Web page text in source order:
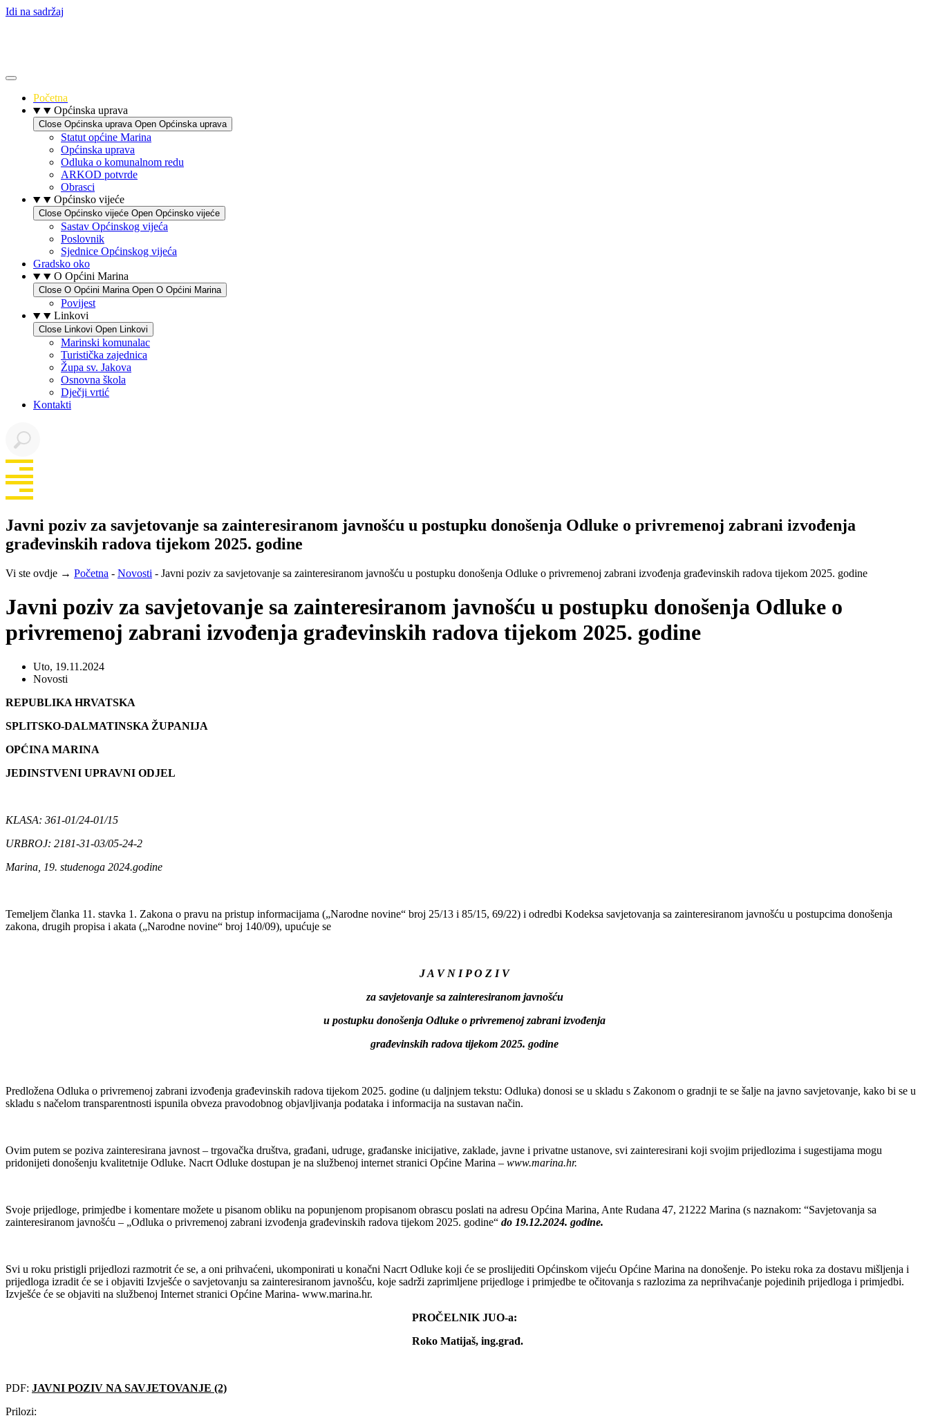
Idi na sadržaj
Početna
Općinska uprava
Close Općinska uprava Open Općinska uprava
Statut općine Marina
Općinska uprava
Odluka o komunalnom redu
ARKOD potvrde
Obrasci
Općinsko vijeće
Close Općinsko vijeće Open Općinsko vijeće
Sastav Općinskog vijeća
Poslovnik
Sjednice Općinskog vijeća
Gradsko oko
O Općini Marina
Close O Općini Marina Open O Općini Marina
Povijest
Linkovi
Close Linkovi Open Linkovi
Marinski komunalac
Turistička zajednica
Župa sv. Jakova
Osnovna škola
Dječji vrtić
Kontakti
Javni poziv za savjetovanje sa zainteresiranom javnošću u postupku donošenja Odluke o privremenoj zabrani izvođenja
građevinskih radova tijekom 2025. godine
Vi ste ovdje → Početna - Novosti - Javni poziv za savjetovanje sa zainteresiranom javnošću u postupku donošenja Odluke o privremenoj zabrani izvođenja građevinskih radova tijekom 2025. godine
Javni poziv za savjetovanje sa zainteresiranom javnošću u postupku donošenja Odluke o
privremenoj zabrani izvođenja građevinskih radova tijekom 2025. godine
Uto, 19.11.2024
Novosti
REPUBLIKA HRVATSKA
SPLITSKO-DALMATINSKA ŽUPANIJA
OPĆINA MARINA
JEDINSTVENI UPRAVNI ODJEL
KLASA: 361-01/24-01/15
URBROJ: 2181-31-03/05-24-2
Marina, 19. studenoga 2024.godine
Temeljem članka 11. stavka 1. Zakona o pravu na pristup informacijama („Narodne novine“ broj 25/13 i 85/15, 69/22) i odredbi Kodeksa savjetovanja sa zainteresiranom javnošću u postupcima donošenja
zakona, drugih propisa i akata („Narodne novine“ broj 140/09), upućuje se
J A V N I P O Z I V
za savjetovanje sa zainteresiranom javnošću
u postupku donošenja Odluke o privremenoj zabrani izvođenja
građevinskih radova tijekom 2025. godine
Predložena Odluka o privremenoj zabrani izvođenja građevinskih radova tijekom 2025. godine (u daljnjem tekstu: Odluka) donosi se u skladu s Zakonom o gradnji te se šalje na javno savjetovanje, kako bi se u
skladu s načelom transparentnosti ispunila obveza pravodobnog objavljivanja podataka i informacija na sustavan način.
Ovim putem se poziva zainteresirana javnost – trgovačka društva, građani, udruge, građanske inicijative, zaklade, javne i privatne ustanove, svi zainteresirani koji svojim prijedlozima i sugestijama mogu
pridonijeti donošenju kvalitetnije Odluke. Nacrt Odluke dostupan je na službenoj internet stranici Općine Marina – www.marina.hr.
Svoje prijedloge, primjedbe i komentare možete u pisanom obliku na popunjenom propisanom obrascu poslati na adresu Općina Marina, Ante Rudana 47, 21222 Marina (s naznakom: “Savjetovanja sa
zainteresiranom javnošću – „Odluka o privremenoj zabrani izvođenja građevinskih radova tijekom 2025. godine“ do 19.12.2024. godine.
Svi u roku pristigli prijedlozi razmotrit će se, a oni prihvaćeni, ukomponirati u konačni Nacrt Odluke koji će se proslijediti Općinskom vijeću Općine Marina na donošenje. Po isteku roka za dostavu mišljenja i
prijedloga izradit će se i objaviti Izvješće o savjetovanju sa zainteresiranom javnošću, koje sadrži zaprimljene prijedloge i primjedbe te očitovanja s razlozima za neprihvaćanje pojedinih prijedloga i primjedbi.
Izvješće će se objaviti na službenoj Internet stranici Općine Marina- www.marina.hr.
PROČELNIK JUO-a:
Roko Matijaš, ing.građ.
PDF: JAVNI POZIV NA SAVJETOVANJE (2)
Prilozi: